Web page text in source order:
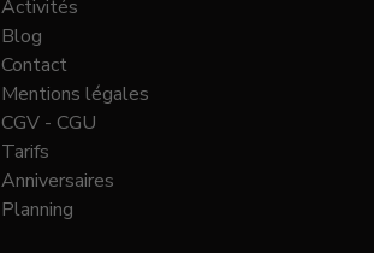
Activités
Blog
Contact
Mentions légales
CGV - CGU
Tarifs
Anniversaires
Planning